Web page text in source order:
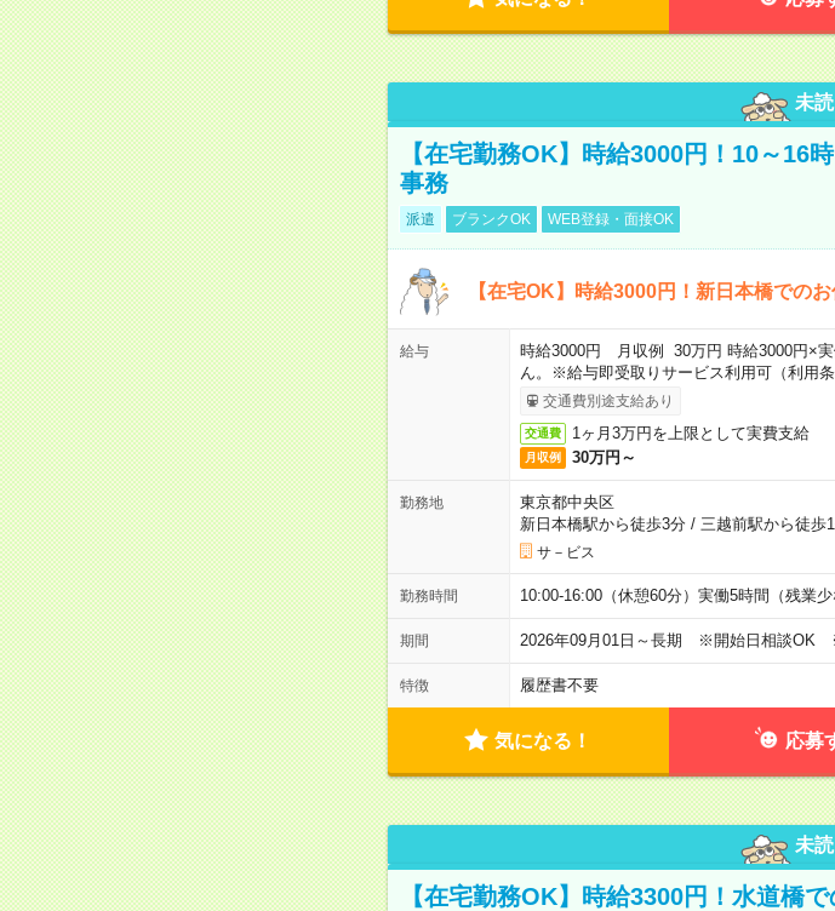
未読
【在宅勤務OK】時給3000円！10～16
事務
派遣 ブランクOK WEB登録・面接OK
【在宅OK】時給3000円！新日本橋での
給与
時給3000円 月収例 30万円 時給3000円×
ん。※給与即受取りサービス利用可（利用条
交通費別途支給あり
交通費 1ヶ月3万円を上限として実費支給
月収例 30万円～
勤務地
東京都中央区
新日本橋駅から徒歩3分/ 三越前駅から徒歩
サ－ビス
勤務時間 10:00-16:00（休憩60分）実働5時間（残業少
期間 2026年09月01日～長期 ※開始日相談OK
特徴 履歴書不要
気になる！ 応募
未読
【在宅勤務OK】時給3300円！水道橋